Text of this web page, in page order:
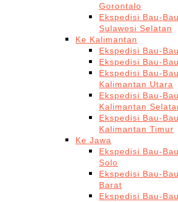
Gorontalo
Ekspedisi Bau-
Sulawesi Selatan
Ke Kalimantan
Ekspedisi Bau-
Ekspedisi Bau-
Ekspedisi Bau-
Kalimantan Utara
Ekspedisi Bau-
Kalimantan
Ekspedisi Bau-
Kalimantan Timur
Ke Jawa
Ekspedisi Bau-
Solo
Ekspedisi Bau-
Barat
Ekspedisi Bau-